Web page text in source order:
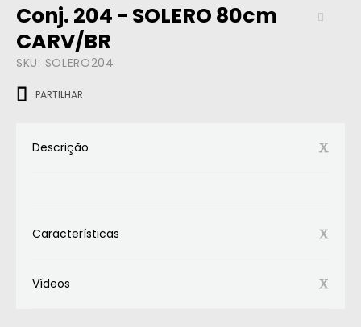
Conj. 204 - SOLERO 80cm
CARV/BR
SKU: SOLERO204
PARTILHAR
Descrição
Características
Vídeos